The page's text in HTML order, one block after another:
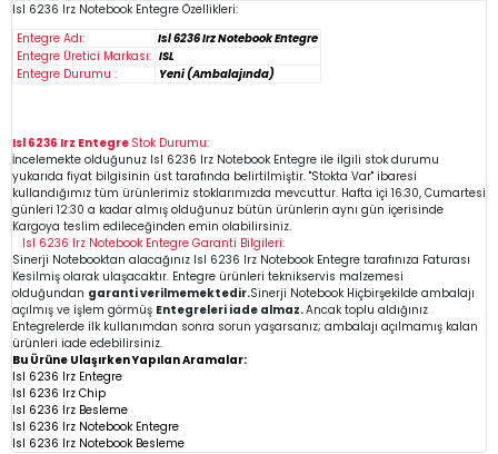
Isl 6236 Irz Notebook Entegre Özellikleri:
Entegre Adı:
Isl 6236 Irz Notebook Entegre
Entegre Üretici Markası: ISL
Entegre Durumu :
Yeni (Ambalajında)
Isl 6236 Irz Entegre Stok Durumu:
İncelemekte olduğunuz Isl 6236 Irz Notebook Entegre ile ilgili stok durumu
yukarıda fiyat bilgisinin üst tarafında belirtilmiştir. "Stokta Var" ibaresi
kullandığımız tüm ürünlerimiz stoklarımızda mevcuttur. Hafta içi 16:30, Cumartesi
günleri 12:30 a kadar almış olduğunuz bütün ürünlerin aynı gün içerisinde
Kargoya teslim edileceğinden emin olabilirsiniz.
Isl 6236 Irz Notebook Entegre Garanti Bilgileri:
Sinerji Notebooktan alacağınız Isl 6236 Irz Notebook Entegre tarafınıza Faturası
Kesilmiş olarak ulaşacaktır. Entegre ürünleri teknikservis malzemesi
olduğundan garanti verilmemektedir.Sinerji Notebook Hiçbirşekilde ambalajı
açılmış ve işlem görmüş Entegreleri iade almaz.Ancak toplu aldığınız
Entegrelerde ilk kullanımdan sonra sorun yaşarsanız; ambalajı açılmamış kalan
ürünleri iade edebilirsiniz.
Bu Ürüne Ulaşırken Yapılan Aramalar:
Isl 6236 Irz Entegre
Isl 6236 Irz Chip
Isl 6236 Irz Besleme
Isl 6236 Irz Notebook Entegre
Isl 6236 Irz Notebook Besleme